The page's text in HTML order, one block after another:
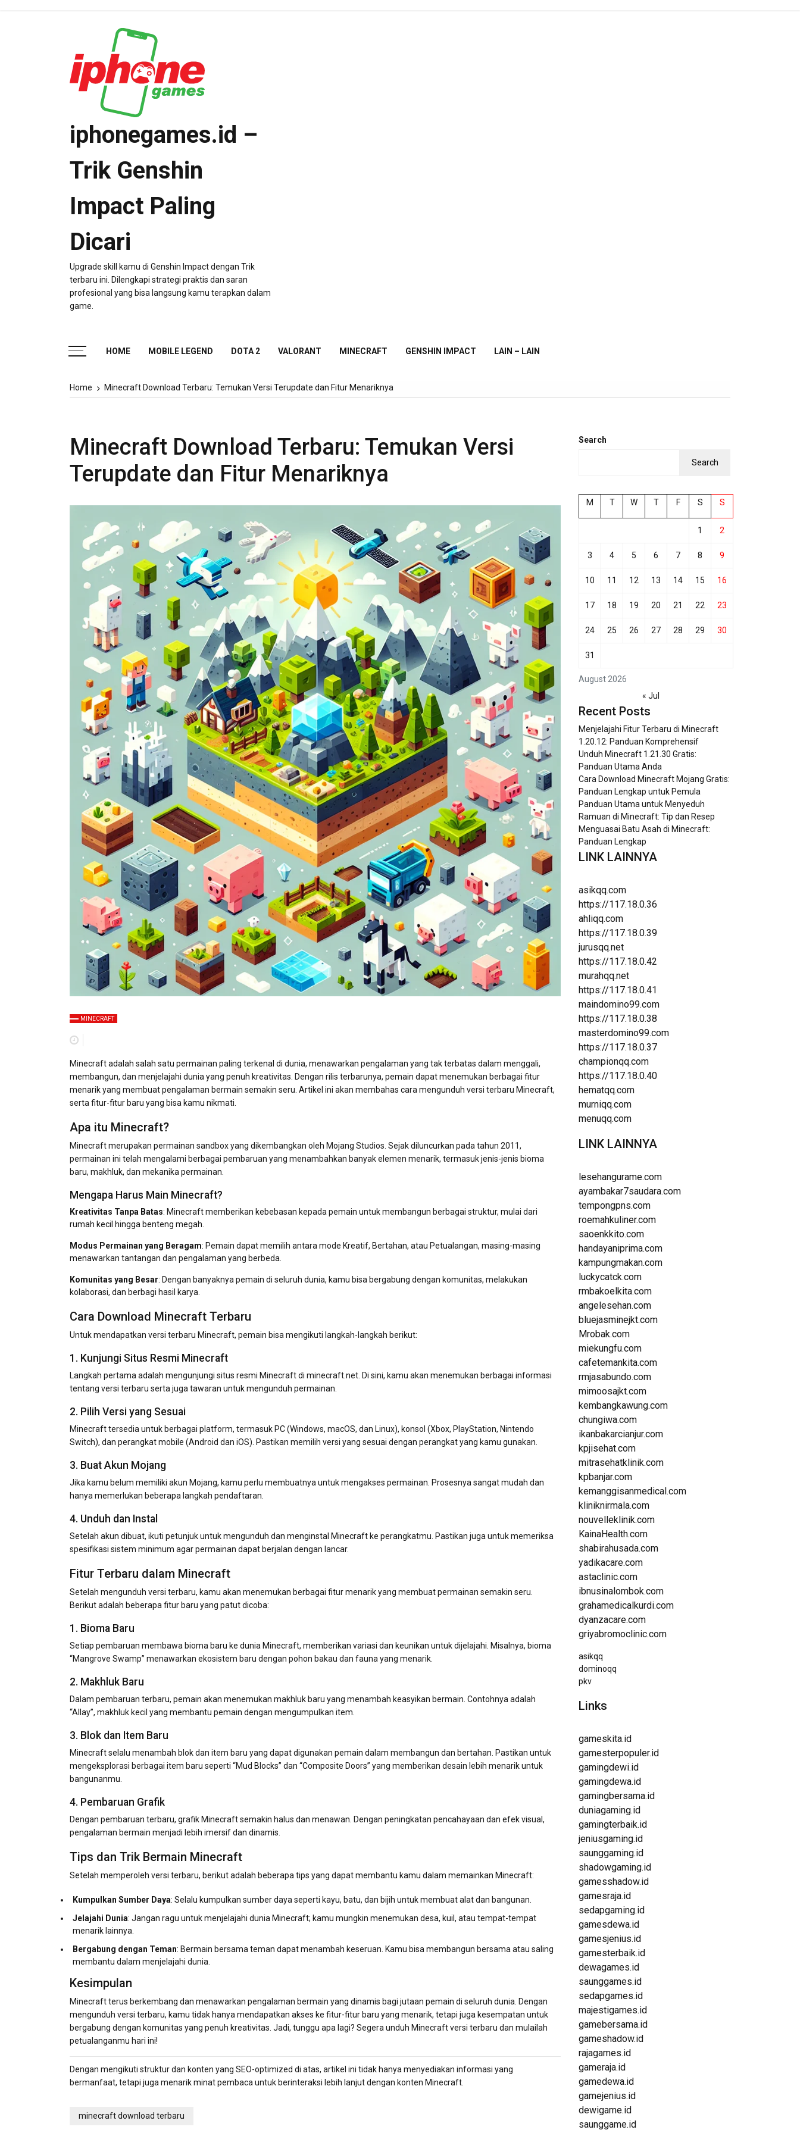
iphonegames.id –
Trik Genshin
Impact Paling
Dicari
Upgrade skill kamu di Genshin Impact dengan Trik
terbaru ini. Dilengkapi strategi praktis dan saran
profesional yang bisa langsung kamu terapkan dalam
game.
HOME MOBILE LEGEND DOTA 2 VALORANT MINECRAFT GENSHIN IMPACT LAIN – LAIN
Home Minecraft Download Terbaru: Temukan Versi Terupdate dan Fitur Menariknya
Minecraft Download Terbaru: Temukan Versi
Terupdate dan Fitur Menariknya
MINECRAFT
Minecraft adalah salah satu permainan paling terkenal di dunia, menawarkan pengalaman yang tak terbatas dalam menggali,
membangun, dan menjelajahi dunia yang penuh kreativitas. Dengan rilis terbarunya, pemain dapat menemukan berbagai fitur
menarik yang membuat pengalaman bermain semakin seru. Artikel ini akan membahas cara mengunduh versi terbaru Minecraft,
serta fitur-fitur baru yang bisa kamu nikmati.
Apa itu Minecraft?
Minecraft merupakan permainan sandbox yang dikembangkan oleh Mojang Studios. Sejak diluncurkan pada tahun 2011,
permainan ini telah mengalami berbagai pembaruan yang menambahkan banyak elemen menarik, termasuk jenis-jenis bioma
baru, makhluk, dan mekanika permainan.
Mengapa Harus Main Minecraft?
Kreativitas Tanpa Batas: Minecraft memberikan kebebasan kepada pemain untuk membangun berbagai struktur, mulai dari
rumah kecil hingga benteng megah.
Modus Permainan yang Beragam: Pemain dapat memilih antara mode Kreatif, Bertahan, atau Petualangan, masing-masing
menawarkan tantangan dan pengalaman yang berbeda.
Komunitas yang Besar: Dengan banyaknya pemain di seluruh dunia, kamu bisa bergabung dengan komunitas, melakukan
kolaborasi, dan berbagi hasil karya.
Cara Download Minecraft Terbaru
Untuk mendapatkan versi terbaru Minecraft, pemain bisa mengikuti langkah-langkah berikut:
1. Kunjungi Situs Resmi Minecraft
Langkah pertama adalah mengunjungi situs resmi Minecraft di minecraft.net. Di sini, kamu akan menemukan berbagai informasi
tentang versi terbaru serta juga tawaran untuk mengunduh permainan.
2. Pilih Versi yang Sesuai
Minecraft tersedia untuk berbagai platform, termasuk PC (Windows, macOS, dan Linux), konsol (Xbox, PlayStation, Nintendo
Switch), dan perangkat mobile (Android dan iOS). Pastikan memilih versi yang sesuai dengan perangkat yang kamu gunakan.
3. Buat Akun Mojang
Jika kamu belum memiliki akun Mojang, kamu perlu membuatnya untuk mengakses permainan. Prosesnya sangat mudah dan
hanya memerlukan beberapa langkah pendaftaran.
4. Unduh dan Instal
Setelah akun dibuat, ikuti petunjuk untuk mengunduh dan menginstal Minecraft ke perangkatmu. Pastikan juga untuk memeriksa
spesifikasi sistem minimum agar permainan dapat berjalan dengan lancar.
Fitur Terbaru dalam Minecraft
Setelah mengunduh versi terbaru, kamu akan menemukan berbagai fitur menarik yang membuat permainan semakin seru.
Berikut adalah beberapa fitur baru yang patut dicoba:
1. Bioma Baru
Setiap pembaruan membawa bioma baru ke dunia Minecraft, memberikan variasi dan keunikan untuk dijelajahi. Misalnya, bioma
“Mangrove Swamp” menawarkan ekosistem baru dengan pohon bakau dan fauna yang menarik.
2. Makhluk Baru
Dalam pembaruan terbaru, pemain akan menemukan makhluk baru yang menambah keasyikan bermain. Contohnya adalah
“Allay”, makhluk kecil yang membantu pemain dengan mengumpulkan item.
3. Blok dan Item Baru
Minecraft selalu menambah blok dan item baru yang dapat digunakan pemain dalam membangun dan bertahan. Pastikan untuk
mengeksplorasi berbagai item baru seperti “Mud Blocks” dan “Composite Doors” yang memberikan desain lebih menarik untuk
bangunanmu.
4. Pembaruan Grafik
Dengan pembaruan terbaru, grafik Minecraft semakin halus dan menawan. Dengan peningkatan pencahayaan dan efek visual,
pengalaman bermain menjadi lebih imersif dan dinamis.
Tips dan Trik Bermain Minecraft
Setelah memperoleh versi terbaru, berikut adalah beberapa tips yang dapat membantu kamu dalam memainkan Minecraft:
Kumpulkan Sumber Daya: Selalu kumpulkan sumber daya seperti kayu, batu, dan bijih untuk membuat alat dan bangunan.
Jelajahi Dunia: Jangan ragu untuk menjelajahi dunia Minecraft; kamu mungkin menemukan desa, kuil, atau tempat-tempat
menarik lainnya.
Bergabung dengan Teman: Bermain bersama teman dapat menambah keseruan. Kamu bisa membangun bersama atau saling
membantu dalam menjelajahi dunia.
Kesimpulan
Minecraft terus berkembang dan menawarkan pengalaman bermain yang dinamis bagi jutaan pemain di seluruh dunia. Dengan
mengunduh versi terbaru, kamu tidak hanya mendapatkan akses ke fitur-fitur baru yang menarik, tetapi juga kesempatan untuk
bergabung dengan komunitas yang penuh kreativitas. Jadi, tunggu apa lagi? Segera unduh Minecraft versi terbaru dan mulailah
petualanganmu hari ini!
Dengan mengikuti struktur dan konten yang SEO-optimized di atas, artikel ini tidak hanya menyediakan informasi yang
bermanfaat, tetapi juga menarik minat pembaca untuk berinteraksi lebih lanjut dengan konten Minecraft.
minecraft download terbaru
Search
Search
August 2026
M T W T F S S
1 2
3 4 5 6 7 8 9
10 11 12 13 14 15 16
17 18 19 20 21 22 23
24 25 26 27 28 29 30
31
« Jul
Recent Posts
Menjelajahi Fitur Terbaru di Minecraft
1.20.12: Panduan Komprehensif
Unduh Minecraft 1.21.30 Gratis:
Panduan Utama Anda
Cara Download Minecraft Mojang Gratis:
Panduan Lengkap untuk Pemula
Panduan Utama untuk Menyeduh
Ramuan di Minecraft: Tip dan Resep
Menguasai Batu Asah di Minecraft:
Panduan Lengkap
LINK LAINNYA
asikqq.com
https://117.18.0.36
ahliqq.com
https://117.18.0.39
jurusqq.net
https://117.18.0.42
murahqq.net
https://117.18.0.41
maindomino99.com
https://117.18.0.38
masterdomino99.com
https://117.18.0.37
championqq.com
https://117.18.0.40
hematqq.com
murniqq.com
menuqq.com
LINK LAINNYA
lesehangurame.com
ayambakar7saudara.com
tempongpns.com
roemahkuliner.com
saoenkkito.com
handayaniprima.com
kampungmakan.com
luckycatck.com
rmbakoelkita.com
angelesehan.com
bluejasminejkt.com
Mrobak.com
miekungfu.com
cafetemankita.com
rmjasabundo.com
mimoosajkt.com
kembangkawung.com
chungiwa.com
ikanbakarcianjur.com
kpjisehat.com
mitrasehatklinik.com
kpbanjar.com
kemanggisanmedical.com
kliniknirmala.com
nouvelleklinik.com
KainaHealth.com
shabirahusada.com
yadikacare.com
astaclinic.com
ibnusinalombok.com
grahamedicalkurdi.com
dyanzacare.com
griyabromoclinic.com
asikqq
dominoqq
pkv
Links
gameskita.id
gamesterpopuler.id
gamingdewi.id
gamingdewa.id
gamingbersama.id
duniagaming.id
gamingterbaik.id
jeniusgaming.id
saunggaming.id
shadowgaming.id
gamesshadow.id
gamesraja.id
sedapgaming.id
gamesdewa.id
gamesjenius.id
gamesterbaik.id
dewagames.id
saunggames.id
sedapgames.id
majestigames.id
gamebersama.id
gameshadow.id
rajagames.id
gameraja.id
gamedewa.id
gamejenius.id
dewigame.id
saunggame.id